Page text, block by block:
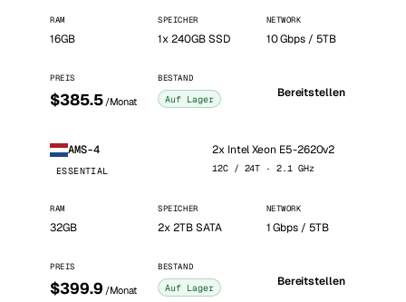
RAM
16GB
SPEICHER
1x 240GB SSD
NETWORK
10 Gbps / 5TB
PREIS
$385.5 /Monat
BESTAND
Auf Lager Bereitstellen
AMS-4
ESSENTIAL
2x Intel Xeon E5-2620v2
12C / 24T · 2.1 GHz
RAM
32GB
SPEICHER
2x 2TB SATA
NETWORK
1 Gbps / 5TB
PREIS
$399.9 /Monat
BESTAND
Auf Lager Bereitstellen